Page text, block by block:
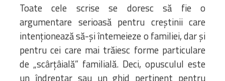
Toate cele scrise se doresc să fie o
argumentare serioasă pentru creștinii care
intenționează să-și întemeieze o familiei, dar și
pentru cei care mai trăiesc forme particulare
de „scârțâială” familială. Deci, opusculul este
un îndreptar sau un ghid pertinent pentru